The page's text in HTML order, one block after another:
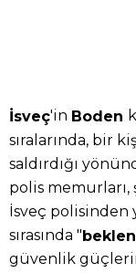
İsveç'in Boden
sıralarında, bir
saldırdığı
polis memurları,
İsveç polisinden
sırasında "
güvenlik